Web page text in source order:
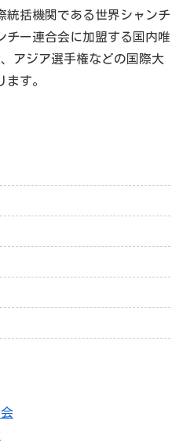
統括機関である世界シャンチ
チー連合会に加盟する国内唯
アジア選手権などの国際大
す。